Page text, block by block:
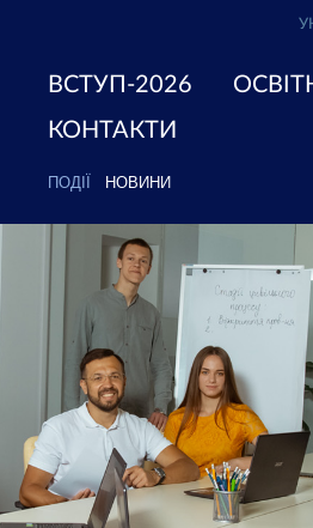
ВСТУП-2026
КОНТАКТИ
ПОДІЇ НОВИНИ